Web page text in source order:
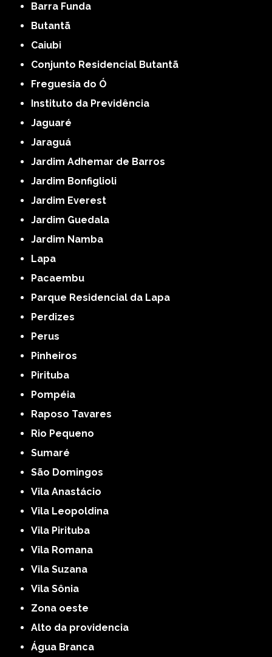
Barra Funda
Butantã
Caiubi
Conjunto Residencial Butantã
Freguesia do Ó
Instituto da Previdência
Jaguaré
Jaraguá
Jardim Adhemar de Barros
Jardim Bonfiglioli
Jardim Everest
Jardim Guedala
Jardim Namba
Lapa
Pacaembu
Parque Residencial da Lapa
Perdizes
Perus
Pinheiros
Pirituba
Pompéia
Raposo Tavares
Rio Pequeno
Sumaré
São Domingos
Vila Anastácio
Vila Leopoldina
Vila Pirituba
Vila Romana
Vila Suzana
Vila Sônia
Zona oeste
alto da providencia
Água Branca